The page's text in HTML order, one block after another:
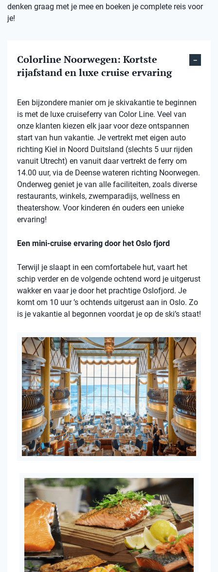
denken graag met je mee en boeken je complete reis voor
je!
Colorline Noorwegen: Kortste
rijafstand en luxe cruise ervaring
Een bijzondere manier om je skivakantie te beginnen
is met de luxe cruiseferry van Color Line. Veel van
onze klanten kiezen elk jaar voor deze ontspannen
start van hun vakantie. Je vertrekt met eigen auto
richting Kiel in Noord Duitsland (slechts 5 uur rijden
vanuit Utrecht) en vanuit daar vertrekt de ferry om
14.00 uur, via de Deense wateren richting Noorwegen.
Onderweg geniet je van alle faciliteiten, zoals diverse
restaurants, winkels, zwemparadijs, wellness en
theatershow. Voor kinderen én ouders een unieke
ervaring!
Een mini-cruise ervaring door het Oslo fjord
Terwijl je slaapt in een comfortabele hut, vaart het
schip verder en de volgende ochtend word je uitgerust
wakker en vaar je door het prachtige Oslofjord. Je
komt om 10 uur ’s ochtends uitgerust aan in Oslo. Zo
is je vakantie al begonnen voordat je op de ski’s staat!